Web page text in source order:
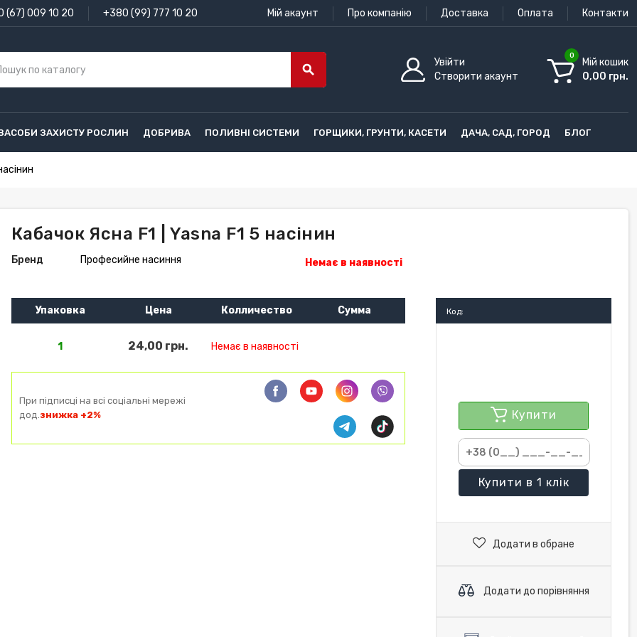
(67) 009 10 20 +380 (99) 777 10 20 Мій акаунт Про компанію Доставка Оплата Контакти
search
Увійти
Створити акаунт
0
Мій кошик
0,00 грн.
ЗАХИСТУ РОСЛИН ДОБРИВА ПОЛИВНІ СИСТЕМИ ГОРЩИКИ, ГРУНТИ, КАСЕТИ ДАЧА, САД, ГОРОД БЛОГ
Кабачок Ясна F1 | Yasna F1 5 насінин
Бренд Професийне насиння Немає в наявності
Упаковка Цена Колличество Сумма
1 24,00 грн. Немає в наявності
При підписці на всі соціальні мережі
дод.знижка +2%
Код:
Купити
Купити в 1 клік
Додати в обране
Додати до порівняння